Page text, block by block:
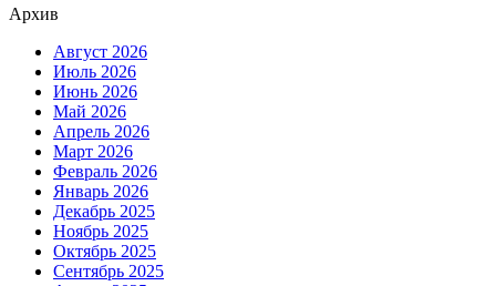
Архив
Август 2026
Июль 2026
Июнь 2026
Май 2026
Апрель 2026
Март 2026
Февраль 2026
Январь 2026
Декабрь 2025
Ноябрь 2025
Октябрь 2025
Сентябрь 2025